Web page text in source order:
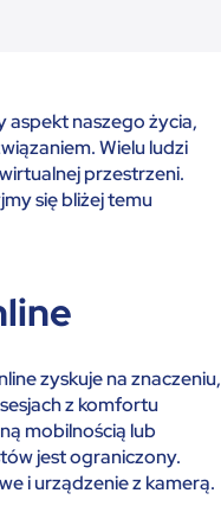
aspekt naszego życia,
Wielu ludzi
przestrzeni.
się bliżej temu
zyskuje na znaczeniu,
z komfortu
mobilnością lub
jest ograniczony.
i urządzenie z kamerą.